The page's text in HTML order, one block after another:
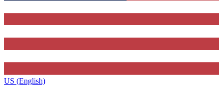
US (English)